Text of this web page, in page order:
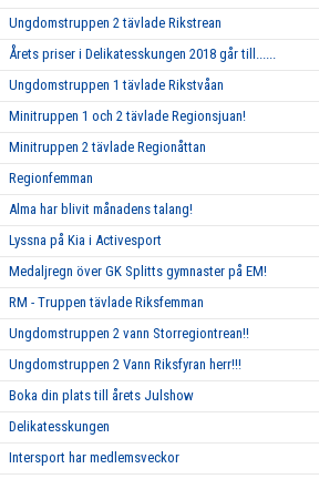
Ungdomstruppen 2 tävlade Rikstrean
Årets priser i Delikatesskungen 2018 går till......
Ungdomstruppen 1 tävlade Rikstvåan
Minitruppen 1 och 2 tävlade Regionsjuan!
Minitruppen 2 tävlade Regionåttan
Regionfemman
Alma har blivit månadens talang!
Lyssna på Kia i Activesport
Medaljregn över GK Splitts gymnaster på EM!
RM - Truppen tävlade Riksfemman
Ungdomstruppen 2 vann Storregiontrean!!
Ungdomstruppen 2 Vann Riksfyran herr!!!
Boka din plats till årets Julshow
Delikatesskungen
Intersport har medlemsveckor